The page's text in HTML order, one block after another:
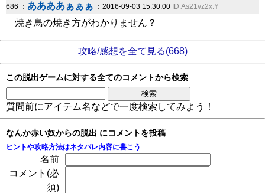
686 ： ああああぁぁぁ ：2016-09-03 15:30:00 ID:As21vz2x.Y
焼き鳥の焼き方がわかりません？
攻略/感想を全て見る(668)
この脱出ゲームに対する全てのコメントから検索
質問前にアイテム名などで一度検索してみよう！
なんか赤い奴からの脱出 にコメントを投稿
ヒントや攻略方法はネタバレ内容に書こう
名前
コメント(必
須)